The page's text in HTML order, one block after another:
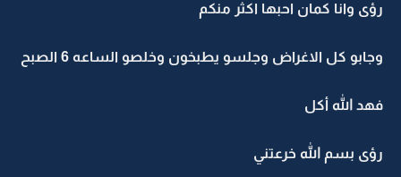
رؤى وانا كمان احبها اكثر منكم
وجابو كل الاغراض وجلسو يطبخون وخلصو الساعه 6 الصبح
فهد الله أكل
رؤى بسم الله خرعتني